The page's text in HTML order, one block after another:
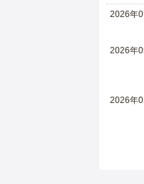
2026年
2026年
2026年